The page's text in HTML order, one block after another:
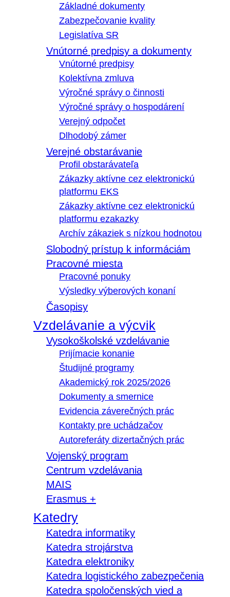
Základné dokumenty
Zabezpečovanie kvality
Legislatíva SR
Vnútorné predpisy a dokumenty
Vnútorné predpisy
Kolektívna zmluva
Výročné správy o činnosti
Výročné správy o hospodárení
Verejný odpočet
Dlhodobý zámer
Verejné obstarávanie
Profil obstarávateľa
Zákazky aktívne cez elektronickú
platformu EKS
Zákazky aktívne cez elektronickú
platformu ezakazky
Archív zákaziek s nízkou hodnotou
Slobodný prístup k informáciám
Pracovné miesta
Pracovné ponuky
Výsledky výberových konaní
Časopisy
Vzdelávanie a výcvik
Vysokoškolské vzdelávanie
Prijímacie konanie
Študijné programy
Akademický rok 2025/2026
Dokumenty a smernice
Evidencia záverečných prác
Kontakty pre uchádzačov
Autoreferáty dizertačných prác
Vojenský program
Centrum vzdelávania
MAIS
Erasmus +
Katedry
Katedra informatiky
Katedra strojárstva
Katedra elektroniky
Katedra logistického zabezpečenia
Katedra spoločenských vied a